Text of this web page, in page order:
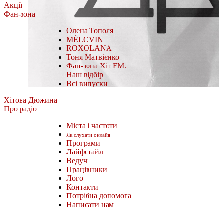
Акції
Фан-зона
Олена Тополя
MÉLOVIN
ROXOLANA
Тоня Матвієнко
Фан-зона Хіт FM.
Наш відбір
Всі випуски
Хітова Дюжина
Про радіо
Міста і частоти
Як слухати онлайн
Програми
Лайфстайл
Ведучі
Працівники
Лого
Контакти
Потрібна допомога
Написати нам